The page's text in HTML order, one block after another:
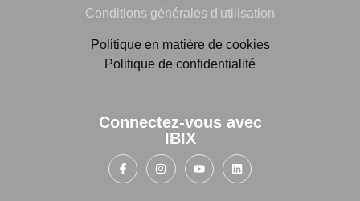
Conditions générales d'utilisation
Politique en matière de cookies
Politique de confidentialité
Connectez-vous avec
IBIX